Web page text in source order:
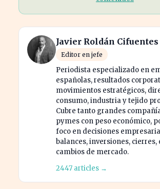
Javier Roldán Cifuentes
Editor en jefe
Periodista especializado en
españolas, resultados
movimientos estratégicos,
consumo, industria y tejido
Cubre tanto grandes
pymes con peso económico,
foco en decisiones
balances, inversiones, cierres,
cambios de mercado.
2447 articles →